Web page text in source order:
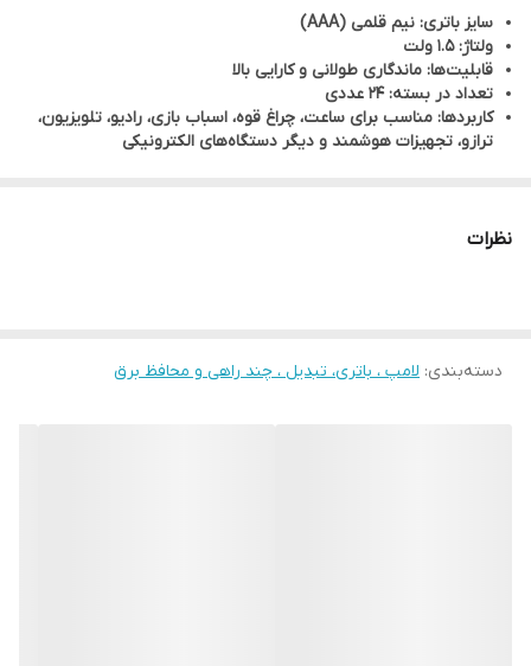
تجهیزات هوشمند و دیگر دستگاه‌های الکترونیکی استفاده شود. تنوع
کاربردهای آن، باعث می‌شود که این باتری برای نیازهای مختلف مناسب
باشد.
سایز باتری: نیم قلمی (AAA)
ولتاژ: 1.5 ولت
قابلیت‌ها: ماندگاری طولانی و کارایی بالا
تعداد در بسته: 24 عددی
کاربردها: مناسب برای ساعت، چراغ قوه، اسباب بازی، رادیو، تلویزیون،
ترازو، تجهیزات هوشمند و دیگر دستگاه‌های الکترونیکی
نظرات
دسته‌بندی: لامپ ، باتری، تبدیل ، چند راهی و محافظ برق